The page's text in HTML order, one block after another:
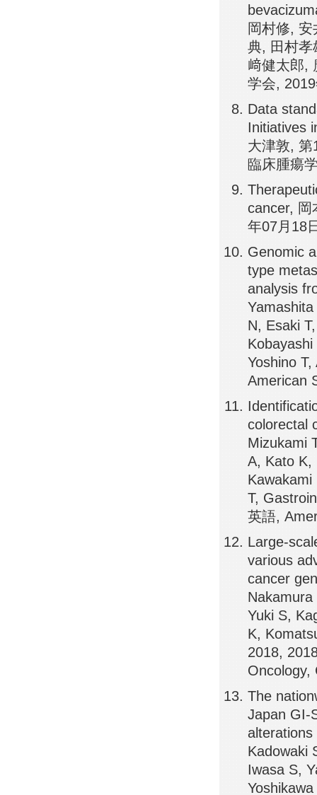
岡村修,
典, 田村孝
﨑健太郎,
学会,
Data
Initiatives
大津敦,
臨床腫瘍
cancer, 岡
年07月18
Genomic
type
analysis
N, Esaki
Yoshino
American
colorectal
Mizukami
A, Kato K,
Kawakami
T,
英語,
Large-
various
cancer
Yuki S,
K,
2018,
Oncology,
The
Japan GI-
Kadowaki
Iwasa S,